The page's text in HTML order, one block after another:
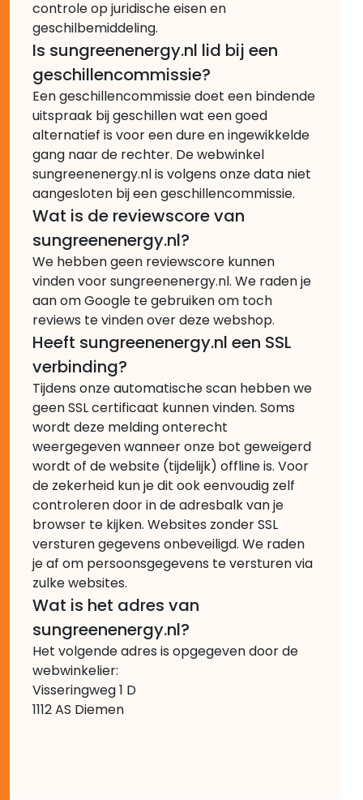
controle op juridische eisen en
geschilbemiddeling.
Is sungreenenergy.nl lid bij een
geschillencommissie?
Een geschillencommissie doet een bindende
uitspraak bij geschillen wat een goed
alternatief is voor een dure en ingewikkelde
gang naar de rechter. De webwinkel
sungreenenergy.nl is volgens onze data niet
aangesloten bij een geschillencommissie.
Wat is de reviewscore van
sungreenenergy.nl?
We hebben geen reviewscore kunnen
vinden voor sungreenenergy.nl. We raden je
aan om Google te gebruiken om toch
reviews te vinden over deze webshop.
Heeft sungreenenergy.nl een SSL
verbinding?
Tijdens onze automatische scan hebben we
geen SSL certificaat kunnen vinden. Soms
wordt deze melding onterecht
weergegeven wanneer onze bot geweigerd
wordt of de website (tijdelijk) offline is. Voor
de zekerheid kun je dit ook eenvoudig zelf
controleren door in de adresbalk van je
browser te kijken. Websites zonder SSL
versturen gegevens onbeveiligd. We raden
je af om persoonsgegevens te versturen via
zulke websites.
Wat is het adres van
sungreenenergy.nl?
Het volgende adres is opgegeven door de
webwinkelier:
Visseringweg 1 D
1112 AS Diemen